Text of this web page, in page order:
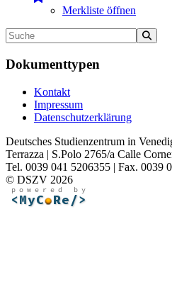
Merkliste öffnen
Dokumenttypen
Kontakt
Impressum
Datenschutzerklärung
Deutsches Studienzentrum in
Terrazza | S.Polo 2765/a Calle
Tel. 0039 041 5206355 | Fax. 0039
© DSZV 2026